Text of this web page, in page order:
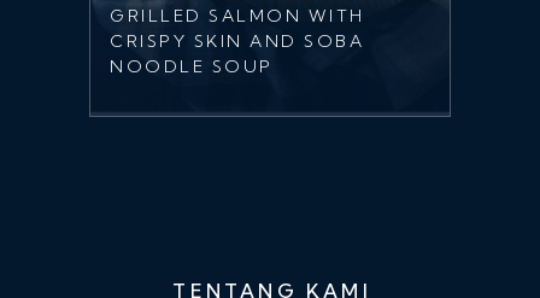
GRILLED SALMON WITH
CRISPY SKIN AND SOBA
NOODLE SOUP
TENTANG KAMI